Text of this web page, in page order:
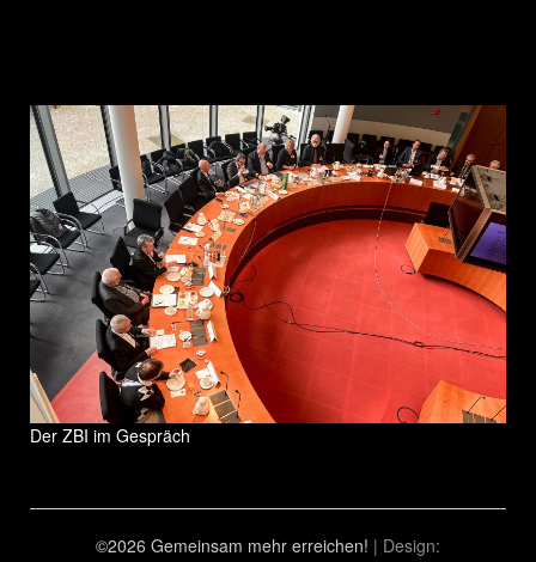
Der ZBI im Gespräch
©2026 Gemeinsam mehr erreichen! | Design: